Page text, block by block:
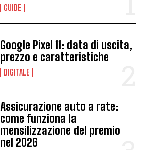
GUIDE
Google Pixel 11: data di uscita,
prezzo e caratteristiche
DIGITALE
Assicurazione auto a rate:
come funziona la
mensilizzazione del premio
nel 2026